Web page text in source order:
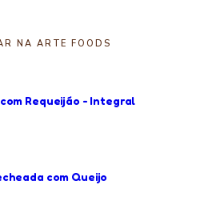
NA ARTE FOODS
Requeijão - Integral
com Queijo